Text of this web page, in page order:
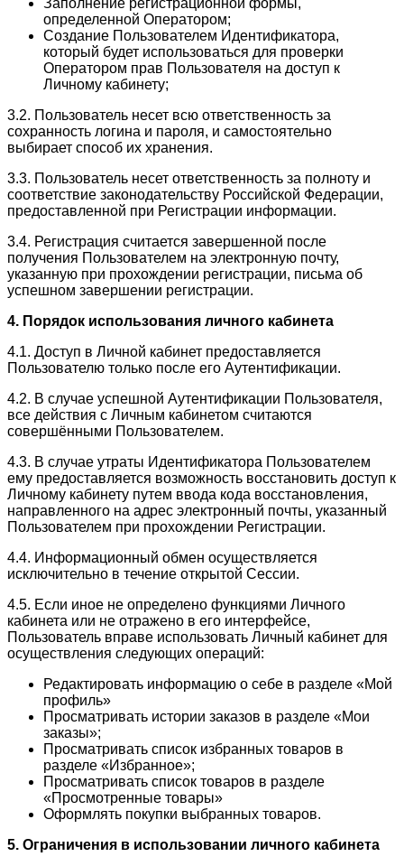
определенной Оператором;
Создание Пользователем Идентификатора,
который будет использоваться для проверки
Оператором прав Пользователя на доступ к
Личному кабинету;
3.2. Пользователь несет всю ответственность за
сохранность логина и пароля, и самостоятельно
выбирает способ их хранения.
3.3. Пользователь несет ответственность за полноту и
соответствие законодательству Российской Федерации,
предоставленной при Регистрации информации.
3.4. Регистрация считается завершенной после
получения Пользователем на электронную почту,
указанную при прохождении регистрации, письма об
успешном завершении регистрации.
4. Порядок использования личного кабинета
4.1. Доступ в Личной кабинет предоставляется
Пользователю только после его Аутентификации.
4.2. В случае успешной Аутентификации Пользователя,
все действия с Личным кабинетом считаются
совершёнными Пользователем.
4.3. В случае утраты Идентификатора Пользователем
ему предоставляется возможность восстановить доступ к
Личному кабинету путем ввода кода восстановления,
направленного на адрес электронный почты, указанный
Пользователем при прохождении Регистрации.
4.4. Информационный обмен осуществляется
исключительно в течение открытой Сессии.
4.5. Если иное не определено функциями Личного
кабинета или не отражено в его интерфейсе,
Пользователь вправе использовать Личный кабинет для
осуществления следующих операций:
Редактировать информацию о себе в разделе «Мой
профиль»
Просматривать истории заказов в разделе «Мои
заказы»;
Просматривать список избранных товаров в
разделе «Избранное»;
Просматривать список товаров в разделе
«Просмотренные товары»
Оформлять покупки выбранных товаров.
5. Ограничения в использовании личного кабинета